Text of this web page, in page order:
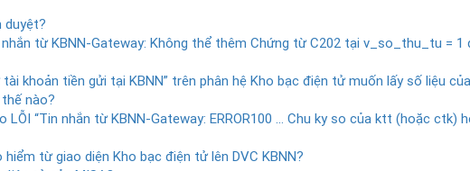
duyệt?
từ KBNN-Gateway: Không thể thêm Chứng từ C202 tại v_so_thu_tu = 1
khoản tiền gửi tại KBNN” trên phân hệ Kho bạc điện tử muốn lấy số liệu của
nào?
“Tin nhắn từ KBNN-Gateway: ERROR100 … Chu ky so của ktt (hoặc ctk)
từ giao diện Kho bạc điện tử lên DVC KBNN?